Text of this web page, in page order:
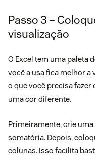
Passo 3 –
visualização
O Excel tem uma paleta
você a usa fica melhor
o que você precisa
uma cor diferente.
Primeiramente, crie
somatória. Depois,
colunas. Isso facilita